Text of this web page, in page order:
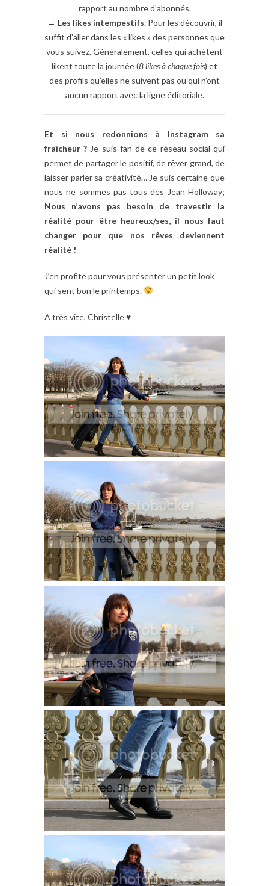
rapport au nombre d’abonnés.
→ Les likes intempestifs. Pour les découvrir, il
suffit d’aller dans les « likes » des personnes que
vous suivez. Généralement, celles qui achètent
likent toute la journée (8 likes à chaque fois) et
des profils qu’elles ne suivent pas ou qui n’ont
aucun rapport avec la ligne éditoriale.
Et si nous redonnions à Instagram sa
fraîcheur ? Je suis fan de ce réseau social qui
permet de partager le positif, de rêver grand, de
laisser parler sa créativité… Je suis certaine que
nous ne sommes pas tous des Jean Holloway;
Nous n’avons pas besoin de travestir la
réalité pour être heureux/ses, il nous faut
changer pour que nos rêves deviennent
réalité !
J’en profite pour vous présenter un petit look
qui sent bon le printemps.
A très vite, Christelle ♥